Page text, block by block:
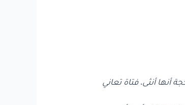
أنها أنثى، فتاة تعاني